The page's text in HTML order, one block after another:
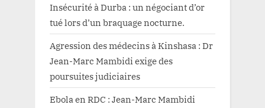
Insécurité à Durba : un négociant d’or
tué lors d’un braquage nocturne.
Agression des médecins à Kinshasa : Dr
Jean-Marc Mambidi exige des
poursuites judiciaires
Ebola en RDC : Jean-Marc Mambidi